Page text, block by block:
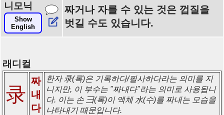
니모닉
Show
English
짜거나 자를 수 있는 것은 껍질을
벗길 수도 있습니다.
래디컬
录
짜
내
다
한자 录(록)은 기록하다/필사하다라는 의미를 지
니지만, 이 부수는 "짜내다"라는 의미로 사용됩니
다. 이는 손 彐(록)이 액체 水(수)를 짜내는 모습을
나타내기 때문입니다.